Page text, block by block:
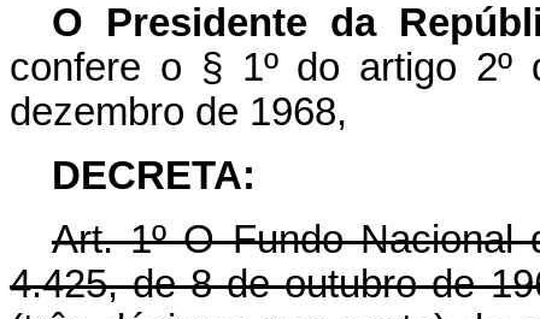
O Presidente da
confere o § 1º do artigo 2º
dezembro de 1968,
DECRETA:
Art. 1º O Fundo Nacional
4.425, de 8 de outubro de